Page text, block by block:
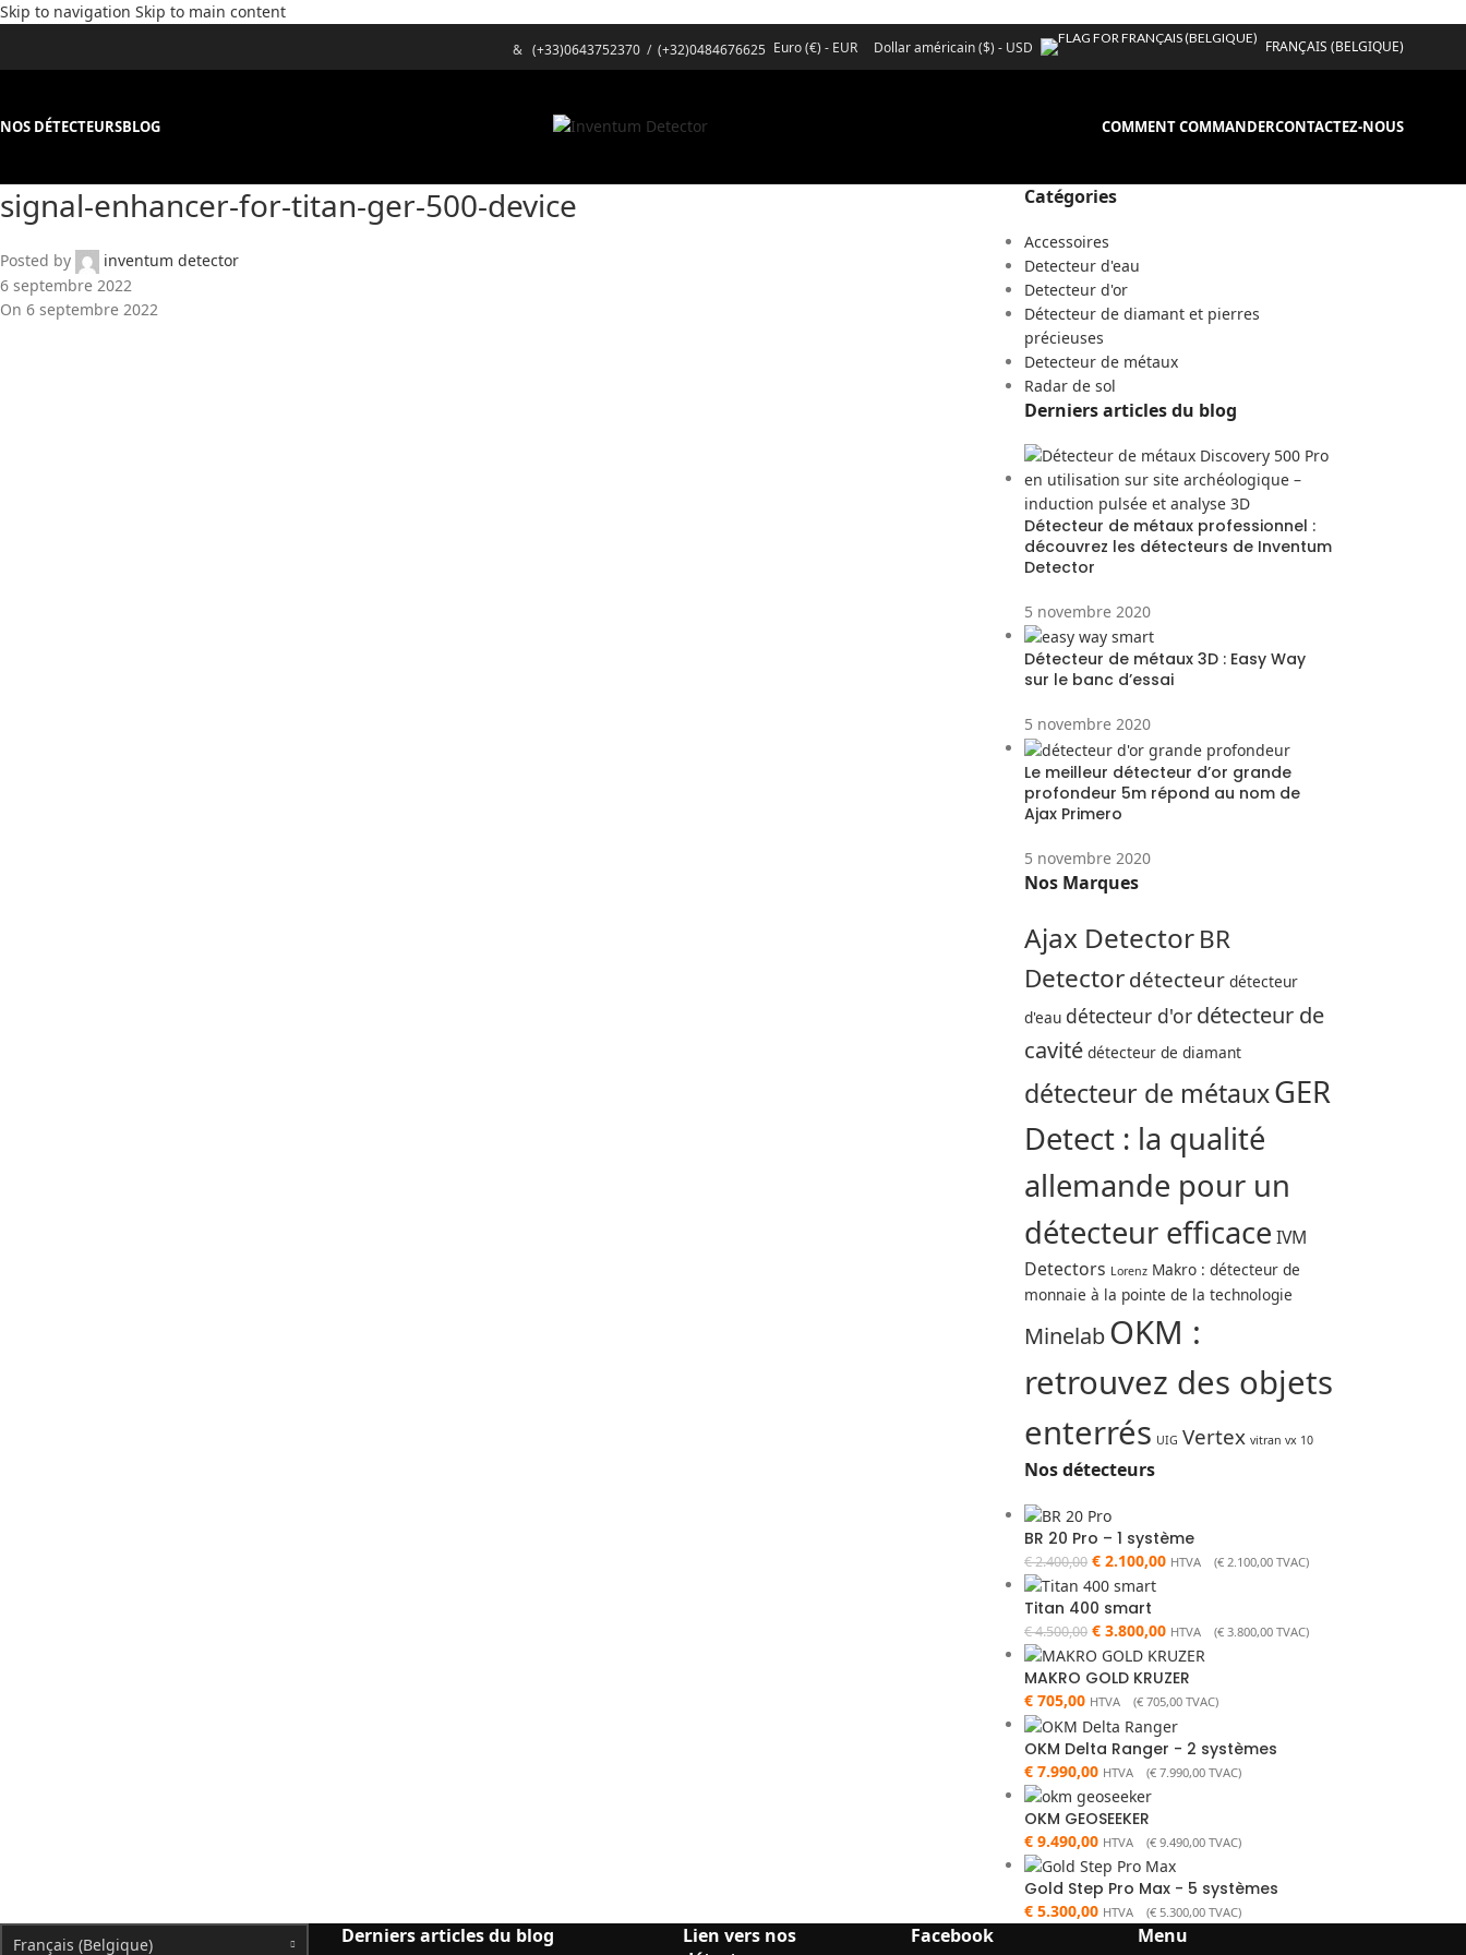
Skip to navigation Skip to main content
& (+33)0643752370/ (+32)0484676625 Euro (€) - EUR Dollar américain ($) - USD FRANÇAIS (BELGIQUE)
NOS DÉTECTEURSBLOG COMMENT COMMANDERCONTACTEZ-NOUS
signal-enhancer-for-titan-ger-500-device
Posted by
inventum detector
6 septembre 2022
On 6 septembre 2022
Catégories
Accessoires
Detecteur d'eau
Detecteur d'or
Détecteur de diamant et pierres
précieuses
Detecteur de métaux
Radar de sol
Derniers articles du blog
Détecteur de métaux professionnel :
découvrez les détecteurs de Inventum
Detector
5 novembre 2020
Détecteur de métaux 3D : Easy Way
sur le banc d’essai
5 novembre 2020
Le meilleur détecteur d’or grande
profondeur 5m répond au nom de
Ajax Primero
5 novembre 2020
Nos Marques
Ajax DetectorBR
Detectordétecteur détecteur
d'eau détecteur d'or détecteur de
cavité détecteur de diamant
détecteur de métauxGER
Detect : la qualité
allemande pour un
détecteur efficace IVM
Detectors Lorenz Makro : détecteur de
monnaie à la pointe de la technologie
MinelabOKM :
retrouvez des objets
enterrés UIG Vertex vitran vx 10
Nos détecteurs
BR 20 Pro – 1 système
€2.400,00 €2.100,00 HTVA (€2.100,00TVAC)
Titan 400 smart
€4.500,00 €3.800,00 HTVA (€3.800,00TVAC)
MAKRO GOLD KRUZER
€705,00 HTVA (€705,00TVAC)
OKM Delta Ranger - 2 systèmes
€7.990,00 HTVA (€7.990,00TVAC)
OKM GEOSEEKER
€9.490,00 HTVA (€9.490,00TVAC)
Gold Step Pro Max - 5 systèmes
€5.300,00 HTVA (€5.300,00TVAC)
Français (Belgique) Derniers articles du blog
Lien vers nos
Facebook Menu